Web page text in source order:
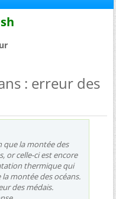
: erreur des
que la montée des
or celle-ci est encore
thermique qui
montée des océans.
des médais.